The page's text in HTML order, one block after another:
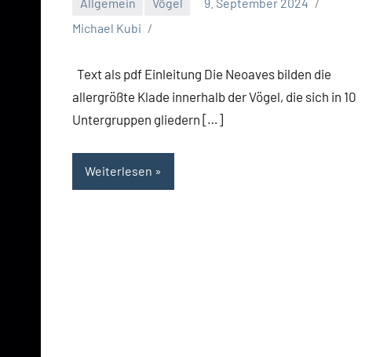
Michael Kubi
Text als pdf Einleitung Die Neoaves bilden die
allergrößte Klade innerhalb der Vögel, die sich in 10
Untergruppen gliedern […]
Weiterlesen